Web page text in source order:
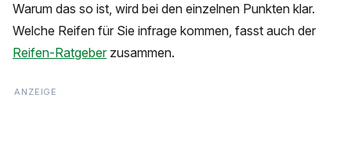
Warum das so ist, wird bei den einzelnen Punkten klar.
Welche Reifen für Sie infrage kommen, fasst auch der
Reifen-Ratgeberzusammen.